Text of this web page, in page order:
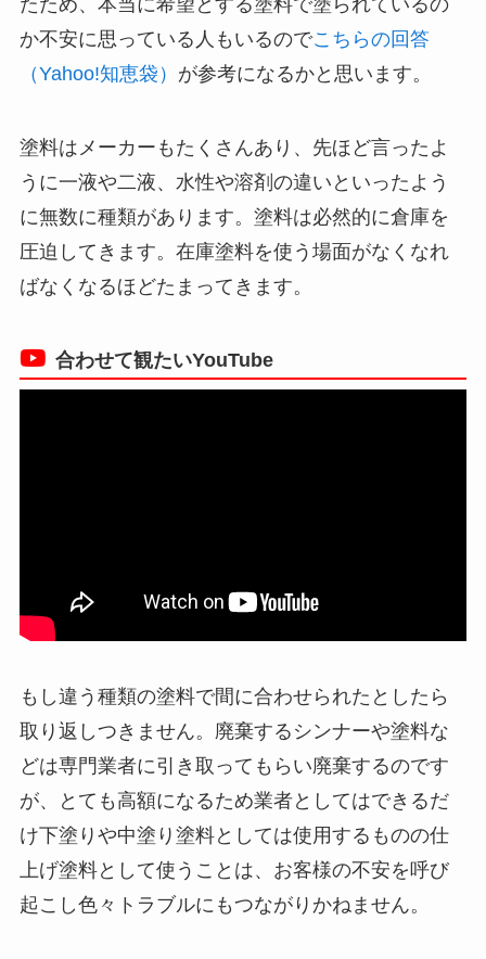
か不安に思っている人もいるのでこちらの回答
（Yahoo!知恵袋） が参考になるかと思います。
塗料はメーカーもたくさんあり、先ほど言ったよ
うに一液や二液、水性や溶剤の違いといったよう
に無数に種類があります。塗料は必然的に倉庫を
圧迫してきます。在庫塗料を使う場面がなくなれ
ばなくなるほどたまってきます。
合わせて観たいYouTube
もし違う種類の塗料で間に合わせられたとしたら
取り返しつきません。廃棄するシンナーや塗料な
どは専門業者に引き取ってもらい廃棄するのです
が、とても高額になるため業者としてはできるだ
け下塗りや中塗り塗料としては使用するものの仕
上げ塗料として使うことは、お客様の不安を呼び
起こし色々トラブルにもつながりかねません。